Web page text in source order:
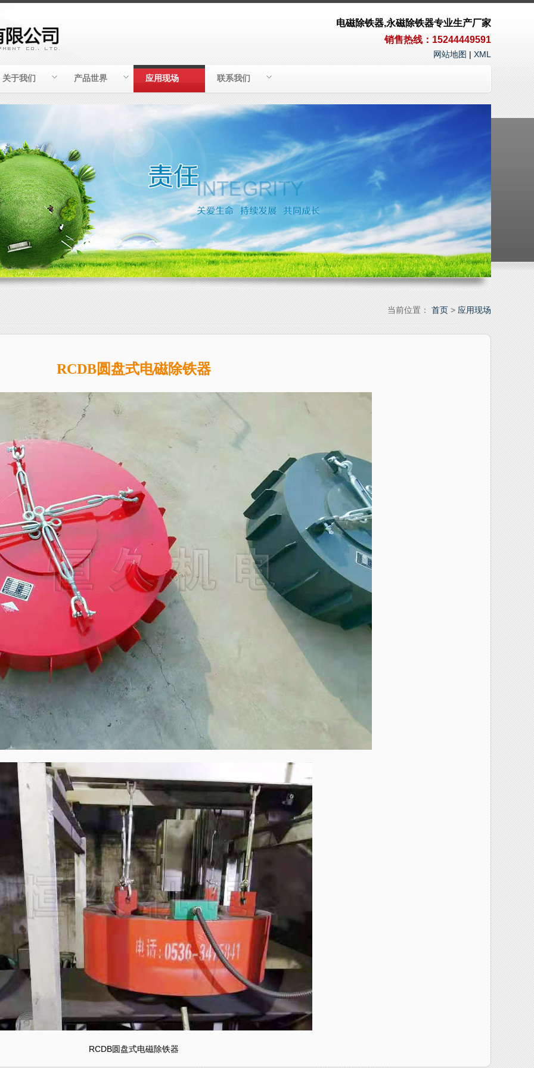
电磁除铁器,永磁除铁器专业生产厂家
销售热线：15244449591
网站地图 | XML
关于我们 产品世界 应用现场 联系我们
当前位置： 首页 > 应用现场
RCDB圆盘式电磁除铁器
RCDB圆盘式电磁除铁器